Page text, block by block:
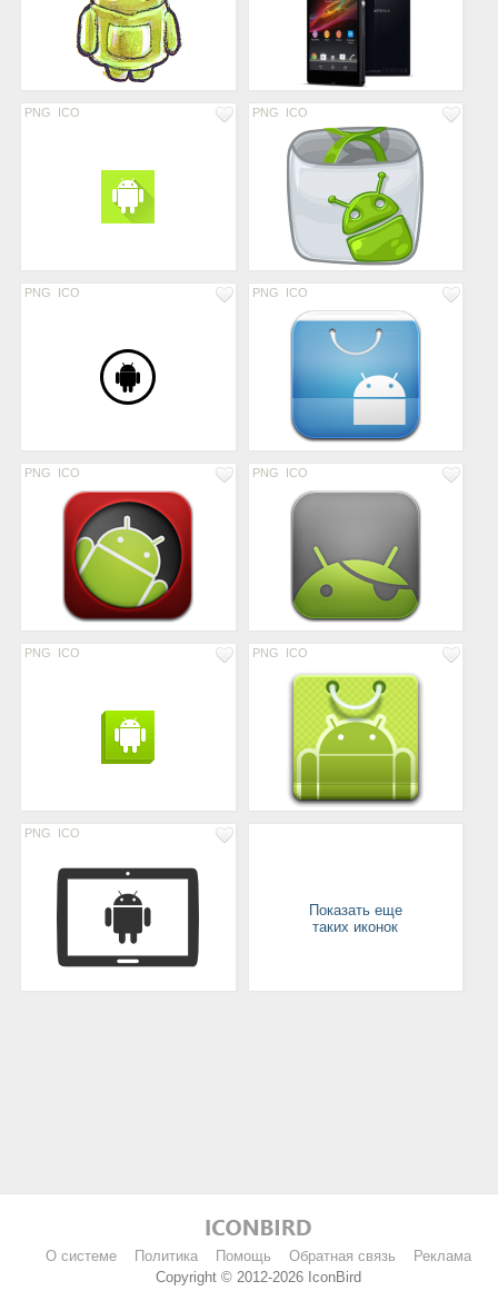
PNG ICO PNG ICO
PNG ICO PNG ICO
PNG ICO PNG ICO
PNG ICO PNG ICO
PNG ICO
Показать еще
таких иконок
О системе Политика Помощь Обратная связь
Реклама
Copyright © 2012-2026 IconBird